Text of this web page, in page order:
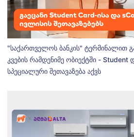
"საქართველოს ბანკის" ტერმინალით
კვების რამდენიმე ობიექტში - Student
სპეციალური შეთავაზება აქვს